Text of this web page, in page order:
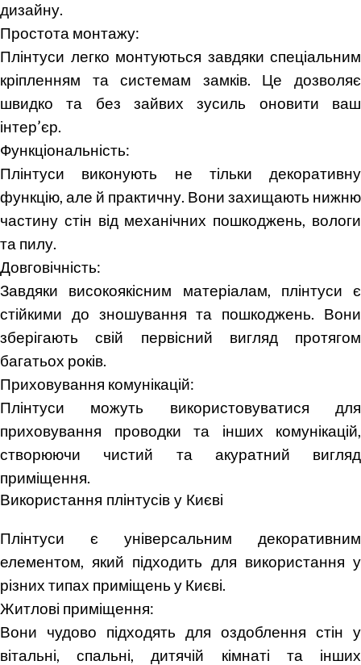
дизайну.
Простота монтажу:
Плінтуси легко монтуються завдяки спеціальним
кріпленням та системам замків. Це дозволяє
швидко та без зайвих зусиль оновити ваш
інтер’єр.
Функціональність:
Плінтуси виконують не тільки декоративну
функцію, але й практичну. Вони захищають нижню
частину стін від механічних пошкоджень, вологи
та пилу.
Довговічність:
Завдяки високоякісним матеріалам, плінтуси є
стійкими до зношування та пошкоджень. Вони
зберігають свій первісний вигляд протягом
багатьох років.
Приховування комунікацій:
Плінтуси можуть використовуватися для
приховування проводки та інших комунікацій,
створюючи чистий та акуратний вигляд
приміщення.
Використання плінтусів у Києві
Плінтуси є універсальним декоративним
елементом, який підходить для використання у
різних типах приміщень у Києві.
Житлові приміщення:
Вони чудово підходять для оздоблення стін у
вітальні, спальні, дитячій кімнаті та інших